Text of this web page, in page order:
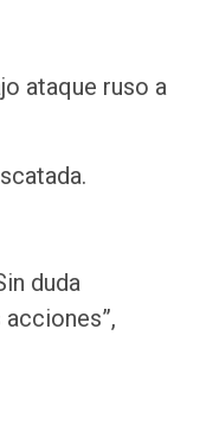
ataque ruso a
duda